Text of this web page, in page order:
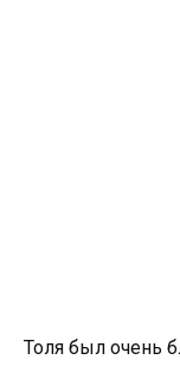
Толя был очень